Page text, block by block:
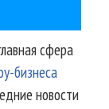
сфера
бизнеса
новости